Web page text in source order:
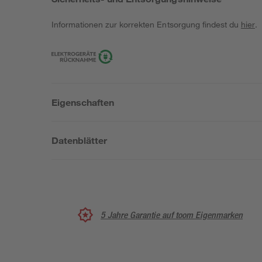
Informationen zur korrekten Entsorgung findest du hier.
Eigenschaften
Datenblätter
5 Jahre Garantie auf toom Eigenmarken